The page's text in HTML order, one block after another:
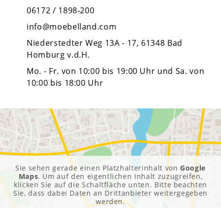
06172 / 1898-200
info@moebelland.com
Niederstedter Weg 13A - 17, 61348 Bad
Homburg v.d.H.
Mo. - Fr. von 10:00 bis 19:00 Uhr und Sa. von
10:00 bis 18:00 Uhr
Sie sehen gerade einen Platzhalterinhalt vonGoogle
Maps. Um auf den eigentlichen Inhalt zuzugreifen,
klicken Sie auf die Schaltfläche unten. Bitte beachten
Sie, dass dabei Daten an Drittanbieter weitergegeben
werden.